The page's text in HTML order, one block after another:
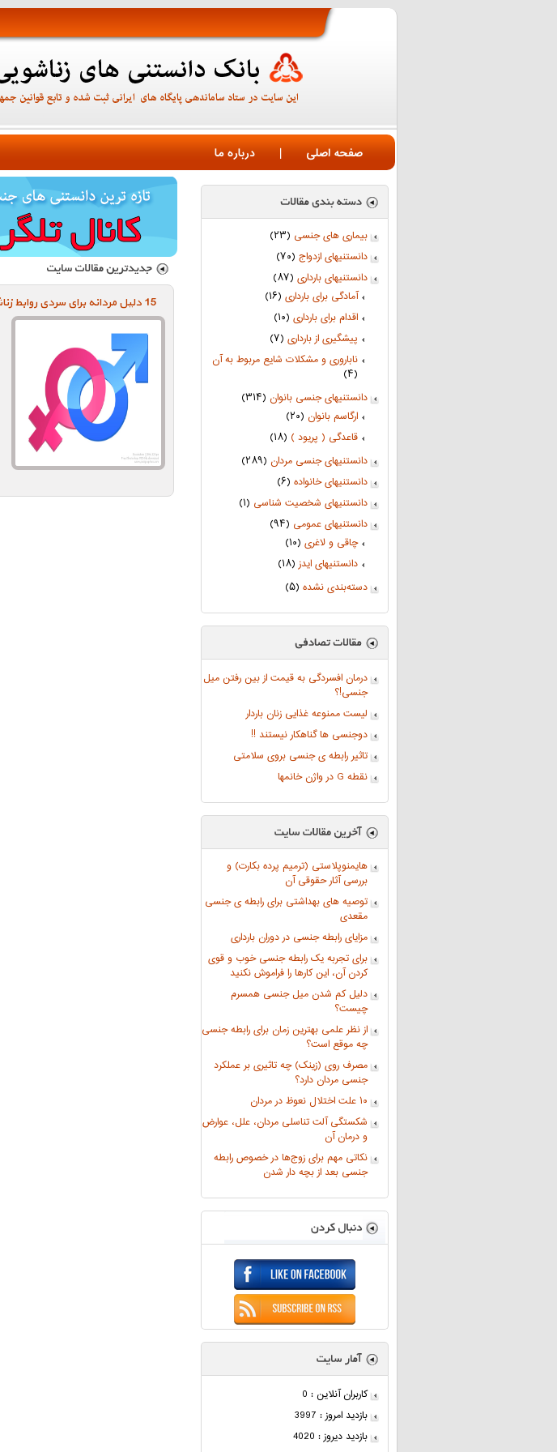
صفحه اصلی | درباره ما
بیماری های جنسی (۲۳)
دانستنیهای ازدواج (۷۰)
دانستنیهای بارداری (۸۷)
آمادگی برای بارداری (۱۶)
اقدام برای بارداری (۱۰)
پیشگیری از بارداری (۷)
ناباروری و مشکلات شایع مربوط به آن
(۴)
دانستنیهای جنسی بانوان (۳۱۴)
ارگاسم بانوان (۲۰)
قاعدگی ( پریود ) (۱۸)
دانستنیهای جنسی مردان (۲۸۹)
دانستنیهای خانواده (۶)
دانستنیهای شخصیت شناسی (۱)
دانستنیهای عمومی (۹۴)
چاقی و لاغری (۱۰)
دانستنیهای ایدز(۱۸)
دسته‌بندی نشده (۵)
درمان افسردگی به قیمت از بین رفتن میل
جنسی!؟
لیست ممنوعه غذایی زنان باردار
دوجنسی ها گناهکار نیستند !!
تاثیر رابطه ی جنسی بروی سلامتی
نقطه G در واژن خانمها
هایمنوپلاستی (ترمیم پرده بکارت) و
بررسی آثار حقوقی آن
توصیه های بهداشتی برای رابطه ی جنسی
مقعدی
مزایای رابطه جنسی در دوران بارداری
برای تجربه یک رابطه جنسی خوب و قوی
کردن آن، این کارها را فراموش نکنید
دلیل کم شدن میل جنسی همسرم
چیست؟
از نظر علمی بهترین زمان برای رابطه جنسی
چه موقع است؟
مصرف روی (زینک) چه تاثیری بر عملکرد
جنسی مردان دارد؟
۱۰ علت اختلال نعوظ در مردان
شکستگی آلت تناسلی مردان، علل، عوارض
و درمان آن
نکاتی مهم برای زوج‌ها در خصوص رابطه
جنسی بعد از بچه دار شدن
کاربران آنلاین : 0
بازدید امروز : 3997
بازدید دیروز : 4020
15 دليل مردانه برای سردی روابط زناشويی!؟